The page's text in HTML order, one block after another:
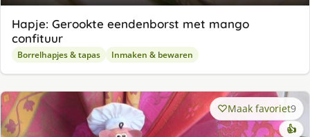
Hapje: Gerookte eendenborst met mango
confituur
Borrelhapjes & tapas Inmaken & bewaren
Maak favoriet9
👍